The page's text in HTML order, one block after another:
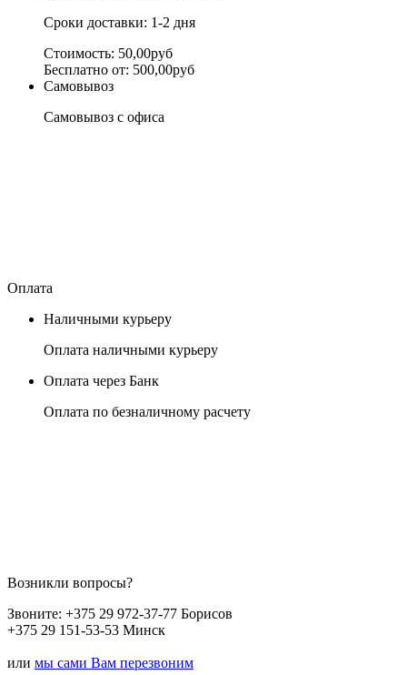
Сроки доставки: 1-2 дня
Стоимость: 50,00руб
Бесплатно от: 500,00руб
Самовывоз
Самовывоз с офиса
Оплата
Наличными курьеру
Оплата наличными курьеру
Оплата через Банк
Оплата по безналичному расчету
Возникли вопросы?
Звоните: +375 29 972-37-77 Борисов
+375 29 151-53-53 Минск
или мы сами Вам перезвоним